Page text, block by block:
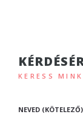
KERESS
NEVED (KÖTELEZŐ)